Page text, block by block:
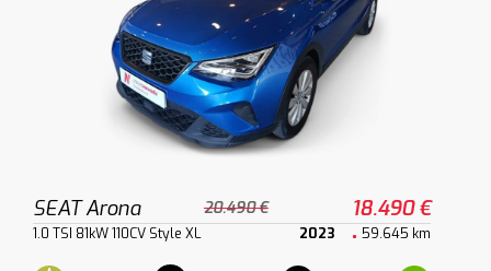
SEAT Arona 20.490 € 18.490 €
1.0 TSI 81kW 110CV Style XL 2023 59.645 km